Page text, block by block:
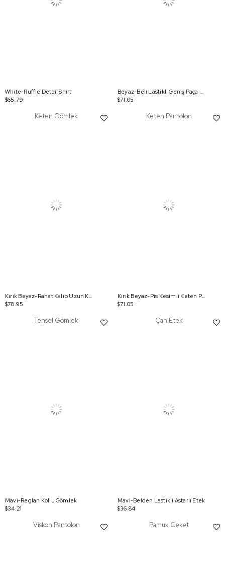
White-Ruffle Detail Shirt
$65.79
Beyaz-Beli Lastikli Geniş Paça Astarlı Pantolon
$71.05
Keten Gömlek
Kırık Beyaz-Rahat Kalıp Uzun Keten Gömlek
$78.95
Keten Pantolon
Kırık Beyaz-Pis Kesimli Keten Pantolon
$71.05
Tensel Gömlek
Mavi-Reglan Kollu Gömlek
$34.21
Çan Etek
Mavi-Belden Lastikli Astarlı Etek
$36.84
Viskon Pantolon Pamuk Ceket